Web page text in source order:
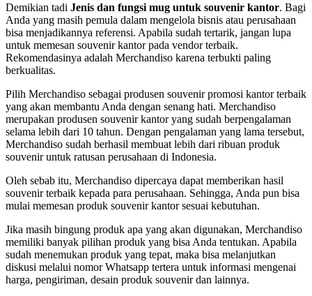
Demikian tadi Jenis dan fungsi mug untuk souvenir kantor. Bagi
Anda yang masih pemula dalam mengelola bisnis atau perusahaan
bisa menjadikannya referensi. Apabila sudah tertarik, jangan lupa
untuk memesan souvenir kantor pada vendor terbaik.
Rekomendasinya adalah Merchandiso karena terbukti paling
berkualitas.
Pilih Merchandiso sebagai produsen souvenir promosi kantor terbaik
yang akan membantu Anda dengan senang hati. Merchandiso
merupakan produsen souvenir kantor yang sudah berpengalaman
selama lebih dari 10 tahun. Dengan pengalaman yang lama tersebut,
Merchandiso sudah berhasil membuat lebih dari ribuan produk
souvenir untuk ratusan perusahaan di Indonesia.
Oleh sebab itu, Merchandiso dipercaya dapat memberikan hasil
souvenir terbaik kepada para perusahaan. Sehingga, Anda pun bisa
mulai memesan produk souvenir kantor sesuai kebutuhan.
Jika masih bingung produk apa yang akan digunakan, Merchandiso
memiliki banyak pilihan produk yang bisa Anda tentukan. Apabila
sudah menemukan produk yang tepat, maka bisa melanjutkan
diskusi melalui nomor Whatsapp tertera untuk informasi mengenai
harga, pengiriman, desain produk souvenir dan lainnya.